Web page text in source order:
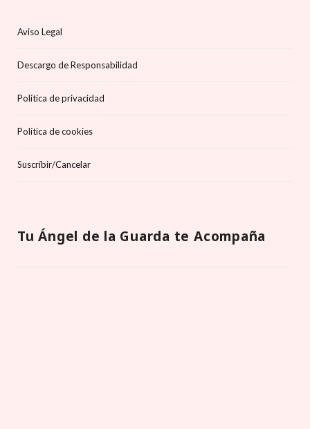
Aviso Legal
Descargo de Responsabilidad
Política de privacidad
Política de cookies
Suscríbir/Cancelar
Tu Ángel de la Guarda te Acompaña